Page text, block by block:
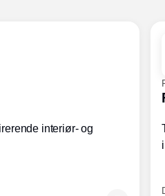
interiør- og